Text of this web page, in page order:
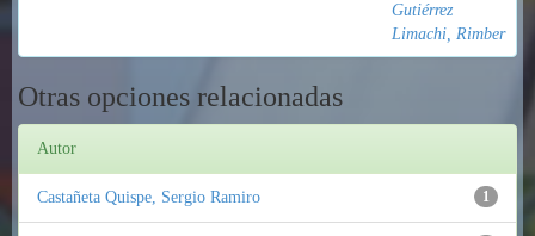
Gutiérrez
Limachi, Rimber
Otras opciones relacionadas
Autor
1
Castañeta Quispe, Sergio Ramiro